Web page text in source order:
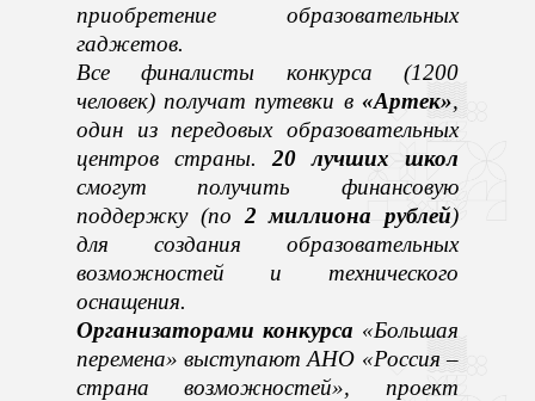
приобретение образовательных
гаджетов.
Все финалисты конкурса (1200
человек) получат путевки в«Артек»,
один из передовых образовательных
центров страны. 20 лучших школ
смогут получить финансовую
поддержку (по 2 миллиона рублей)
для создания образовательных
возможностей и технического
оснащения.
Организаторами конкурса «Большая
перемена» выступают АНО «Россия –
страна возможностей», проект